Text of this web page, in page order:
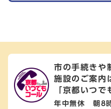
市の手続きや
施設のご案内
「京都いつで
年中無休 朝8